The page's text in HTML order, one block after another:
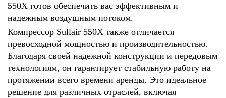
550X готов обеспечить вас эффективным и
надежным воздушным потоком.
Компрессор Sullair 550X также отличается
превосходной мощностью и производительностью.
Благодаря своей надежной конструкции и передовым
технологиям, он гарантирует стабильную работу на
протяжении всего времени аренды. Это идеальное
решение для различных отраслей, включая